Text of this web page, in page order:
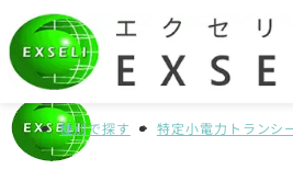
種別で探す 特定小電力トランシ